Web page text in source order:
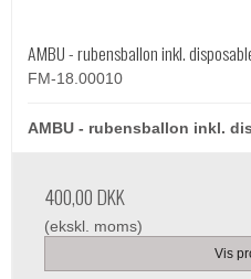
AMBU - rubensballon inkl.
FM-18.00010
AMBU - rubensballon inkl.
400,00 DKK
(ekskl. moms)
Vis